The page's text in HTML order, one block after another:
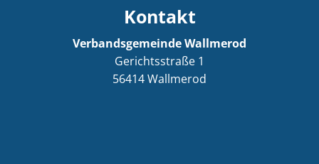
Kontakt
Verbandsgemeinde Wallmerod
Gerichtsstraße 1
56414Wallmerod